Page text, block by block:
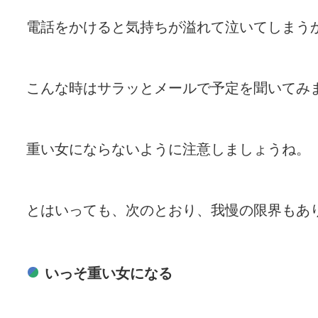
電話をかけると気持ちが溢れて泣いてしまう
こんな時はサラッとメールで予定を聞いてみ
重い女にならないように注意しましょうね。
とはいっても、次のとおり、我慢の限界もあ
いっそ重い女になる